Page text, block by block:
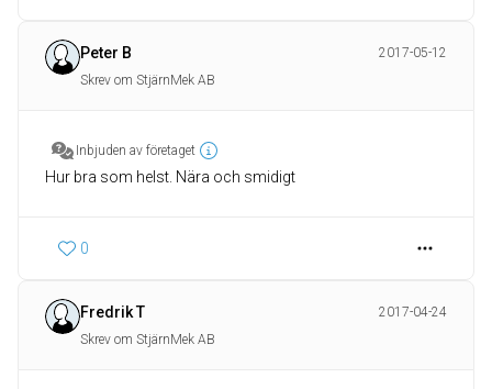
Peter B
2017-05-12
Skrev om StjärnMek AB
Inbjuden av företaget
Hur bra som helst. Nära och smidigt
0
Fredrik T
2017-04-24
Skrev om StjärnMek AB